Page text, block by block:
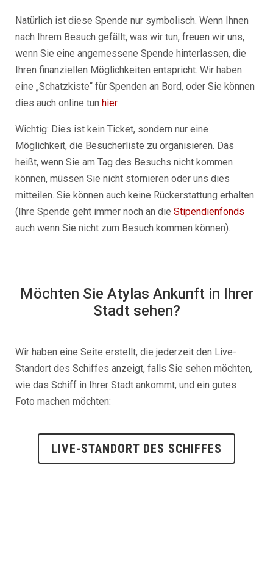
Natürlich ist diese Spende nur symbolisch. Wenn Ihnen
nach Ihrem Besuch gefällt, was wir tun, freuen wir uns,
wenn Sie eine angemessene Spende hinterlassen, die
Ihren finanziellen Möglichkeiten entspricht. Wir haben
eine „Schatzkiste“ für Spenden an Bord, oder Sie können
dies auch online tun hier.
Wichtig: Dies ist kein Ticket, sondern nur eine
Möglichkeit, die Besucherliste zu organisieren. Das
heißt, wenn Sie am Tag des Besuchs nicht kommen
können, müssen Sie nicht stornieren oder uns dies
mitteilen. Sie können auch keine Rückerstattung erhalten
(Ihre Spende geht immer noch an die Stipendienfonds
auch wenn Sie nicht zum Besuch kommen können).
Möchten Sie Atylas Ankunft in Ihrer
Stadt sehen?
Wir haben eine Seite erstellt, die jederzeit den Live-
Standort des Schiffes anzeigt, falls Sie sehen möchten,
wie das Schiff in Ihrer Stadt ankommt, und ein gutes
Foto machen möchten:
LIVE-STANDORT DES SCHIFFES